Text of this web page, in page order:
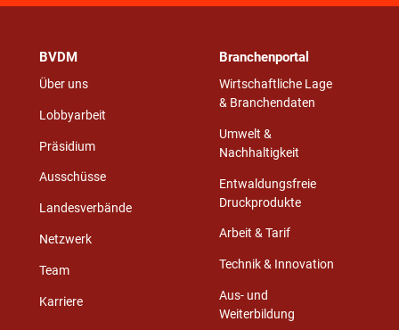
BVDM
Über uns
Lobbyarbeit
Präsidium
Ausschüsse
Landesverbände
Netzwerk
Team
Karriere
Branchenportal
Wirtschaftliche Lage
& Branchendaten
Umwelt &
Nachhaltigkeit
Entwaldungsfreie
Druckprodukte
Arbeit & Tarif
Technik & Innovation
Aus- und
Weiterbildung